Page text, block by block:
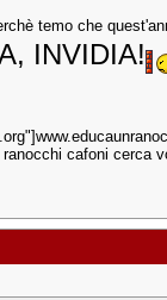
temo che
INVIDIA!
cafoni cerca